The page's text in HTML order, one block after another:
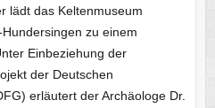
lädt das Keltenmuseum
zu einem
Einbeziehung der
der Deutschen
erläutert der Archäologe Dr.